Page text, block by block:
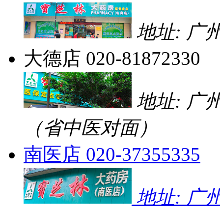
地址: 广
大德店 020-81872330
地址: 广
（省中医对面）
南医店 020-37355335
地址: 广